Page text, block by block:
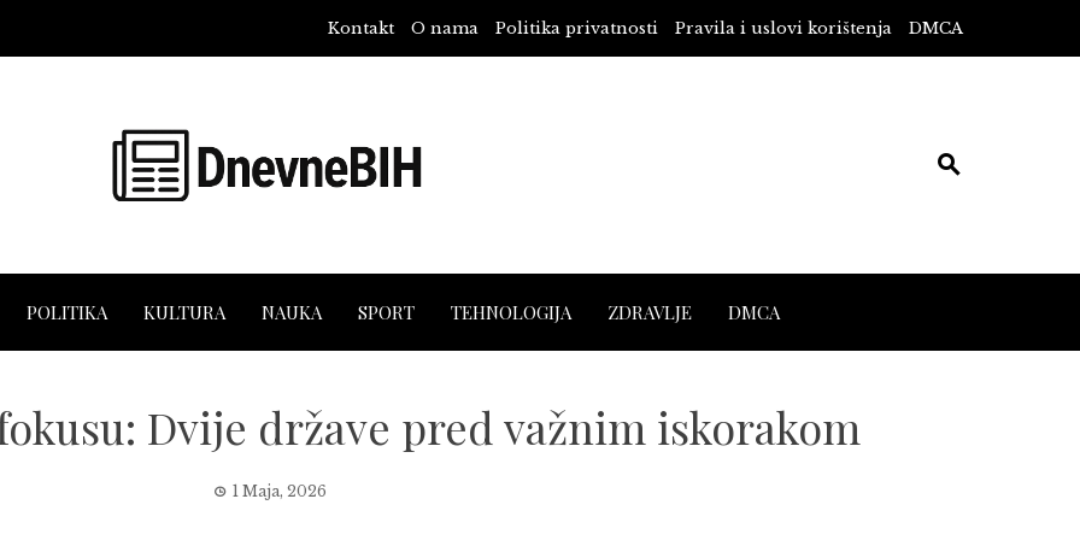
Kontakt O nama Politika privatnosti Pravila i uslovi korištenja DMCA
POLITIKA KULTURA NAUKA SPORT TEHNOLOGIJA ZDRAVLJE DMCA
Dvije države pred važnim iskorakom
1 Maja, 2026